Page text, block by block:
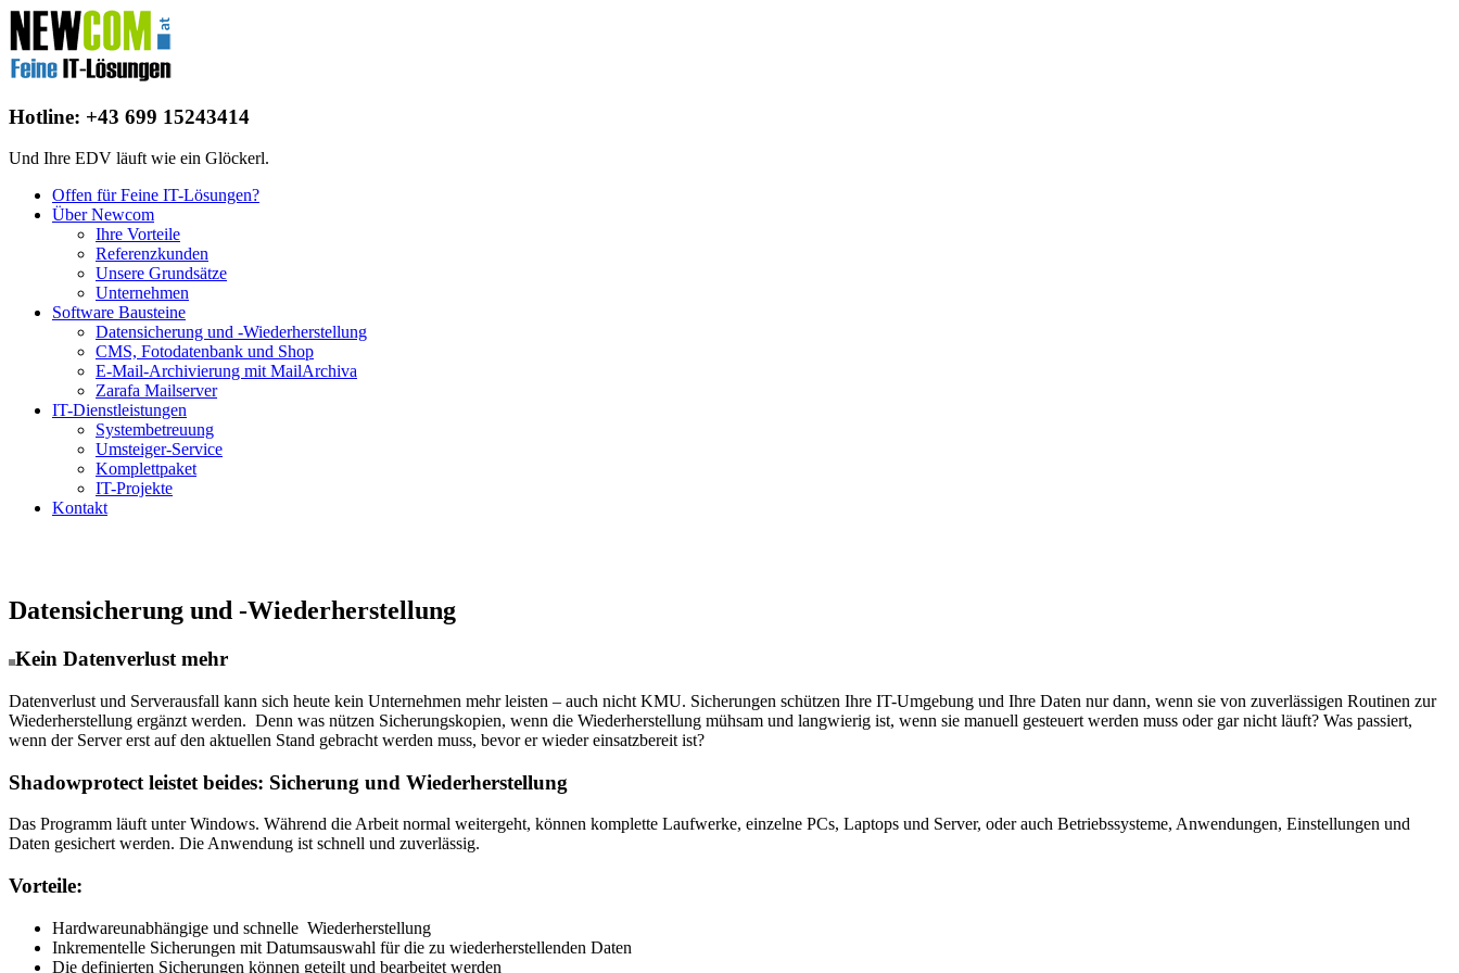
Hotline: +43 699 15243414
Und Ihre EDV läuft wie ein Glöckerl.
Offen für Feine IT-Lösungen?
Über Newcom
Ihre Vorteile
Referenzkunden
Unsere Grundsätze
Unternehmen
Software Bausteine
Datensicherung und -Wiederherstellung
CMS, Fotodatenbank und Shop
E-Mail-Archivierung mit MailArchiva
Zarafa Mailserver
IT-Dienstleistungen
Systembetreuung
Umsteiger-Service
Komplettpaket
IT-Projekte
Kontakt
Datensicherung und -Wiederherstellung
Kein Datenverlust mehr
Datenverlust und Serverausfall kann sich heute kein Unternehmen mehr leisten – auch nicht KMU. Sicherungen schützen Ihre IT-Umgebung und Ihre Daten nur dann, wenn sie von zuverlässigen Routinen zur
Wiederherstellung ergänzt werden. Denn was nützen Sicherungskopien, wenn die Wiederherstellung mühsam und langwierig ist, wenn sie manuell gesteuert werden muss oder gar nicht läuft? Was passiert,
wenn der Server erst auf den aktuellen Stand gebracht werden muss, bevor er wieder einsatzbereit ist?
Shadowprotect leistet beides: Sicherung und Wiederherstellung
Das Programm läuft unter Windows. Während die Arbeit normal weitergeht, können komplette Laufwerke, einzelne PCs, Laptops und Server, oder auch Betriebssysteme, Anwendungen, Einstellungen und
Daten gesichert werden. Die Anwendung ist schnell und zuverlässig.
Vorteile:
Hardwareunabhängige und schnelle Wiederherstellung
Inkrementelle Sicherungen mit Datumsauswahl für die zu wiederherstellenden Daten
Die definierten Sicherungen können geteilt und bearbeitet werden